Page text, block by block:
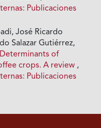
Publicaciones
José Ricardo
Salazar Gutiérrez,
Determinants of
crops. A review ,
Publicaciones